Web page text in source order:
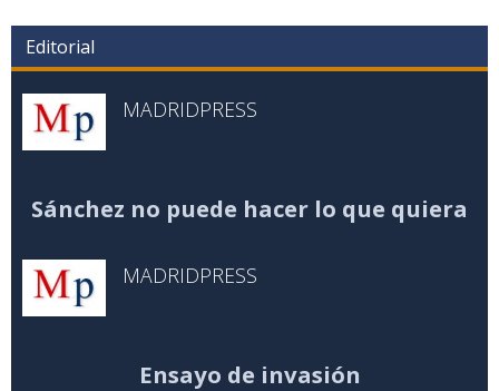
Editorial
MADRIDPRESS
Sánchez no puede hacer lo que quiera
MADRIDPRESS
Ensayo de invasión